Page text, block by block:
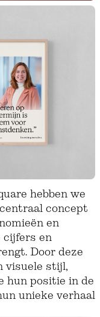
hebben we
concept
en
cijfers en
Door deze
visuele stijl,
hun positie in de
unieke verhaal